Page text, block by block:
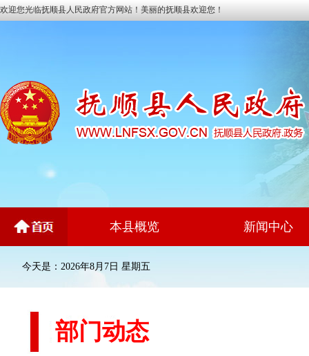
欢迎您光临抚顺县人民政府官方网站！美丽的抚顺县欢迎您！
本县概览 新闻中心
今天是：2026年8月7日 星期五
部门动态